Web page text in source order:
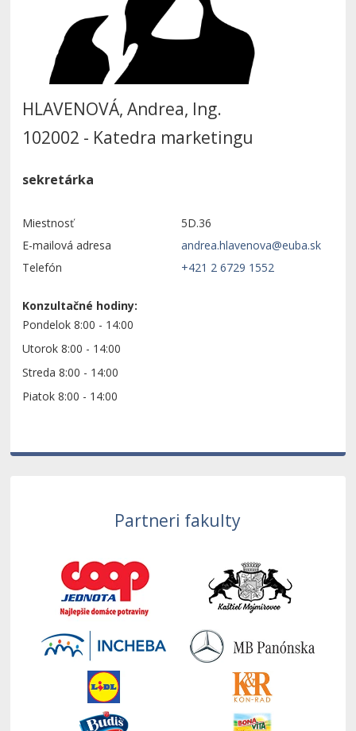
HLAVENOVÁ, Andrea, Ing.
102002 - Katedra marketingu
sekretárka
Miestnosť
5D.36
E-mailová adresa
Telefón
+421 2 6729 1552
Konzultačné hodiny:
Pondelok 8:00 - 14:00
Utorok 8:00 - 14:00
Streda 8:00 - 14:00
Piatok 8:00 - 14:00
Partneri fakulty